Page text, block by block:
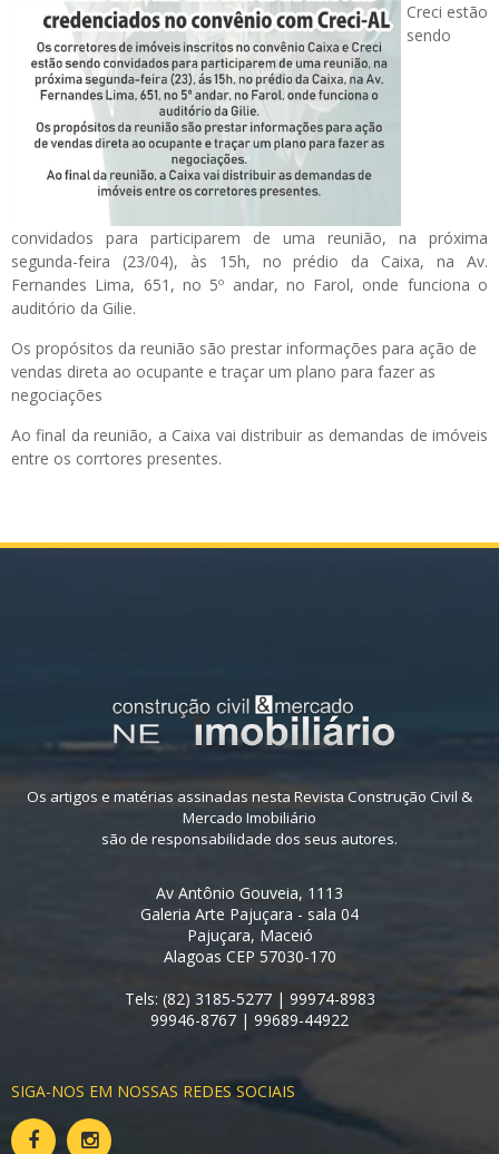
Creci estão
sendo
convidados para participarem de uma reunião, na próxima
segunda-feira (23/04), às 15h, no prédio da Caixa, na Av.
Fernandes Lima, 651, no 5º andar, no Farol, onde funciona o
auditório da Gilie.
Os propósitos da reunião são prestar informações para ação de
vendas direta ao ocupante e traçar um plano para fazer as
negociações
Ao final da reunião, a Caixa vai distribuir as demandas de imóveis
entre os corrtores presentes.
Os artigos e matérias assinadas nesta Revista Construção Civil &
Mercado Imobiliário
são de responsabilidade dos seus autores.
Av Antônio Gouveia, 1113
Galeria Arte Pajuçara - sala 04
Pajuçara, Maceió
Alagoas CEP 57030-170
Tels: (82) 3185-5277 | 99974-8983
99946-8767 | 99689-44922
SIGA-NOS EM NOSSAS REDES SOCIAIS